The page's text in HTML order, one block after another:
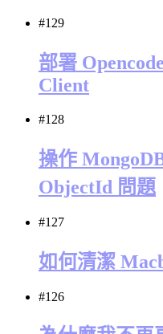
#129
部署
Client
#128
操作
ObjectId 問題
#127
如何清潔
#126